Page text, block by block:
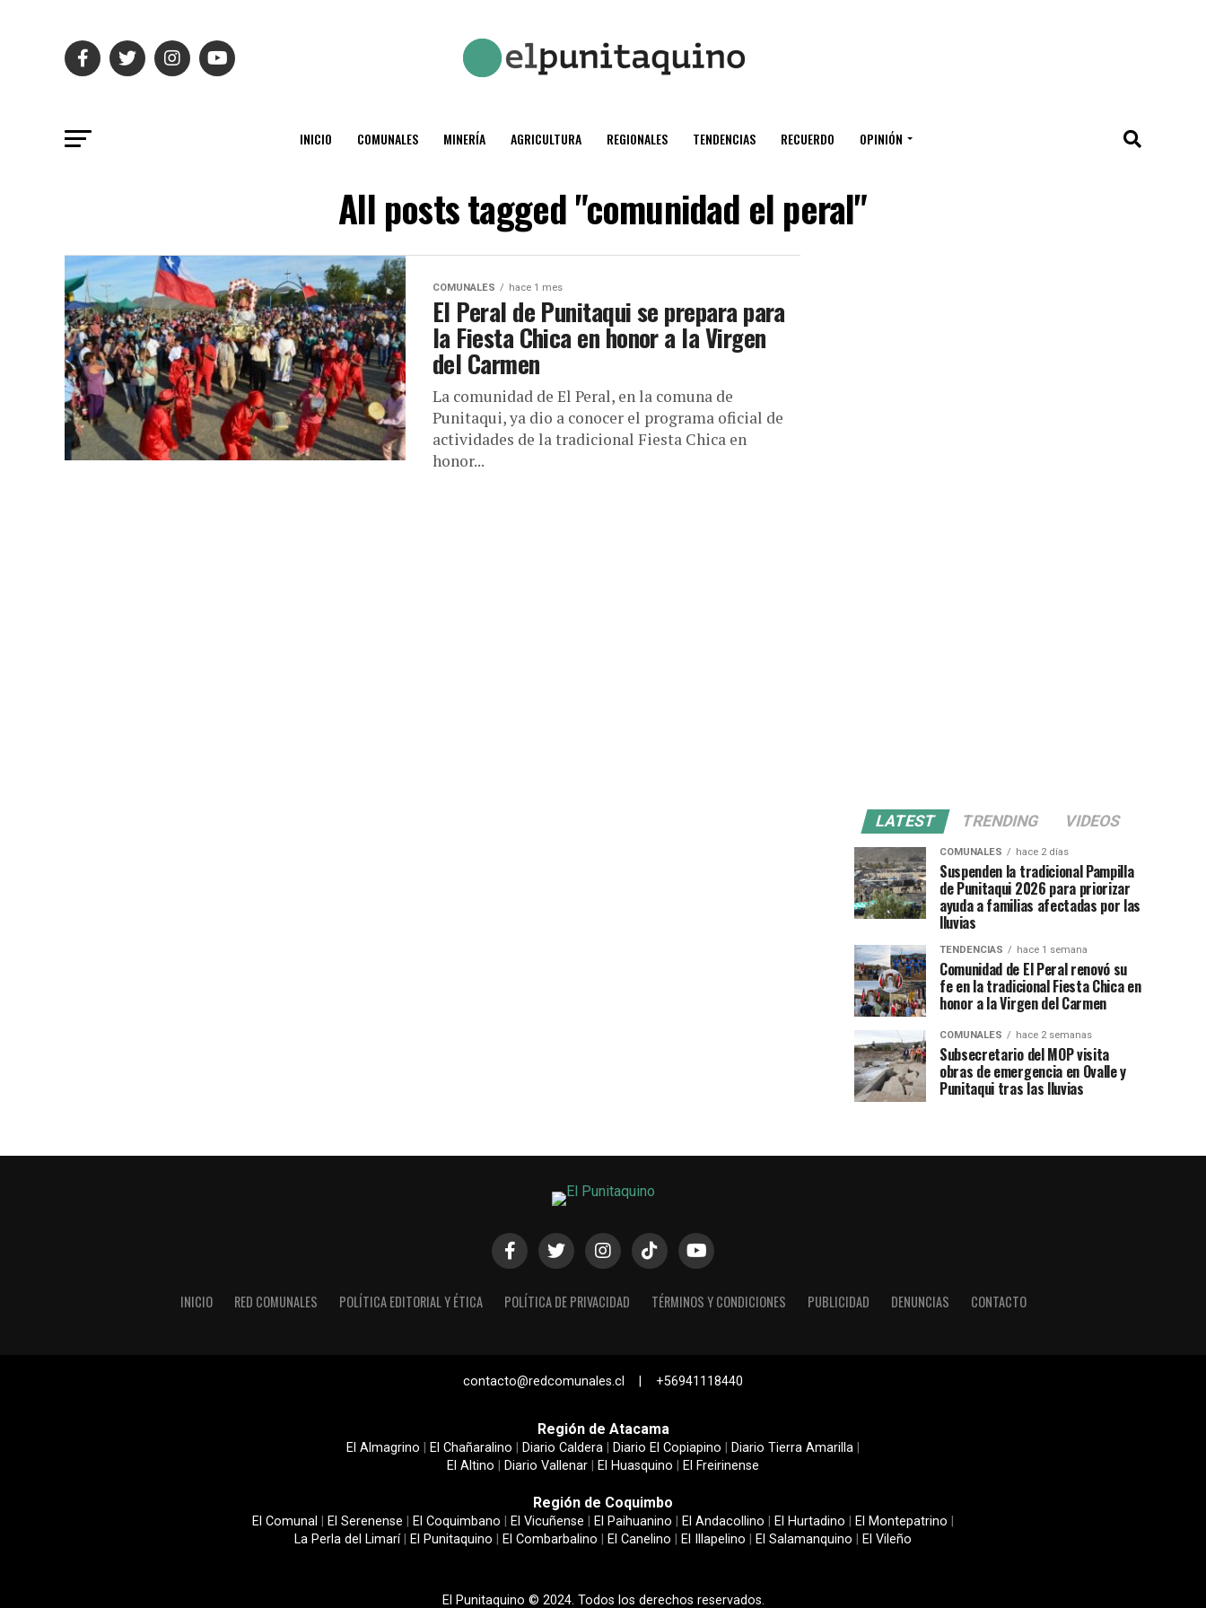
INICIO COMUNALES MINERÍA AGRICULTURA REGIONALES TENDENCIAS RECUERDO OPINIÓN
All posts tagged "comunidad el peral"
COMUNALES hace 1 mes
El Peral de Punitaqui se prepara para
la Fiesta Chica en honor a la Virgen
del Carmen
La comunidad de El Peral, en la comuna de
Punitaqui, ya dio a conocer el programa oficial de
actividades de la tradicional Fiesta Chica en
honor...
LATEST TRENDING VIDEOS
COMUNALES hace 2 días
Suspenden la tradicional Pampilla
de Punitaqui 2026 para priorizar
ayuda a familias afectadas por las
lluvias
TENDENCIAS hace 1 semana
Comunidad de El Peral renovó su
fe en la tradicional Fiesta Chica en
honor a la Virgen del Carmen
COMUNALES hace 2 semanas
Subsecretario del MOP visita
obras de emergencia en Ovalle y
Punitaqui tras las lluvias
INICIO RED COMUNALES POLÍTICA EDITORIAL Y ÉTICA POLÍTICA DE PRIVACIDAD TÉRMINOS Y CONDICIONES PUBLICIDAD DENUNCIAS CONTACTO
contacto@redcomunales.cl | +56941118440
Región de Atacama
El Almagrino El Chañaralino Diario Caldera Diario El Copiapino Diario Tierra Amarilla
El Altino
Diario Vallenar El Huasquino El Freirinense
Región de Coquimbo
El Comunal El Serenense El Coquimbano El Vicuñense El Paihuanino El Andacollino El Hurtadino El Montepatrino
La Perla del Limarí| El Punitaquino El Combarbalino El Canelino El Illapelino El Salamanquino El Vileño
El Punitaquino © 2024. Todos los derechos reservados.